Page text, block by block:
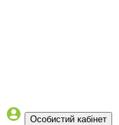
Особистий кабінет